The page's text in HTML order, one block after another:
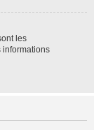
les
informations